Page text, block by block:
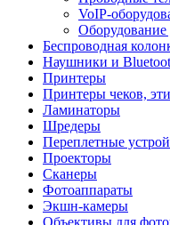
VoIP-
Оборудование
Беспроводная
Наушники и
Принтеры
Принтеры чеков,
Ламинаторы
Шредеры
Переплетные
Проекторы
Сканеры
Фотоаппараты
Экшн-камеры
Объективы для